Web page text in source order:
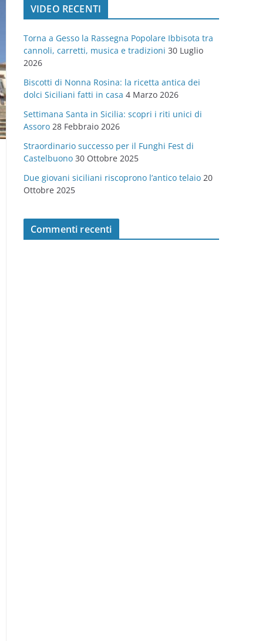
o
r
e
VIDEO RECENTI
Torna a Gesso la Rassegna Popolare Ibbisota tra
cannoli, carretti, musica e tradizioni 30 Luglio
2026
Biscotti di Nonna Rosina: la ricetta antica dei
dolci Siciliani fatti in casa 4 Marzo 2026
Settimana Santa in Sicilia: scopri i riti unici di
Assoro 28 Febbraio 2026
Straordinario successo per il Funghi Fest di
Castelbuono 30 Ottobre 2025
Due giovani siciliani riscoprono l’antico telaio 20
Ottobre 2025
Commenti recenti